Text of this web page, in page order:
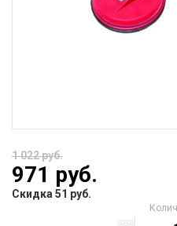
1 022 руб.
971 руб.
Скидка 51 руб.